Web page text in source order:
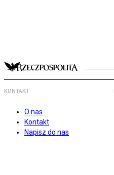
KONTAKT
O nas
Kontakt
Napisz do nas